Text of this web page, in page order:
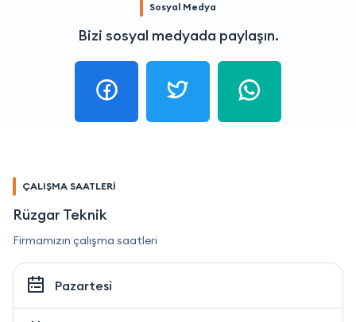
Sosyal Medya
Bizi sosyal medyada paylaşın.
ÇALIŞMA SAATLERİ
Rüzgar Teknik
Firmamızın çalışma saatleri
Pazartesi